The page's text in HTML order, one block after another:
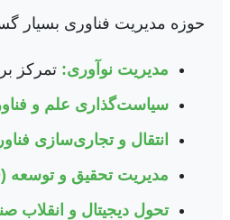
حوزه مدیریت فناوری بسیار
مدیریت نوآوری: تمرکز
سیاست‌گذاری علم و
انتقال و تجاری‌سازی
مدیریت تحقیق و توسعه (R&D):
تحول دیجیتال و انقلاب